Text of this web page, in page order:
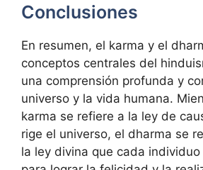
Conclusiones
En resumen, el karma y el
conceptos centrales del
una comprensión profunda y
universo y la vida humana.
karma se refiere a la ley de
rige el universo, el dharma se
la ley divina que cada